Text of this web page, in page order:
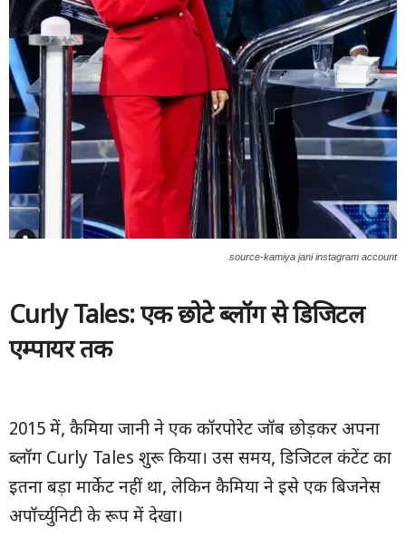
source-kamiya jani instagram account
Curly Tales: एक छोटे ब्लॉग से डिजिटल
एम्पायर तक
2015 में, कैमिया जानी ने एक कॉरपोरेट जॉब छोड़कर अपना
ब्लॉग Curly Tales शुरू किया। उस समय, डिजिटल कंटेंट का
इतना बड़ा मार्केट नहीं था, लेकिन कैमिया ने इसे एक बिजनेस
अपॉर्च्युनिटी के रूप में देखा।